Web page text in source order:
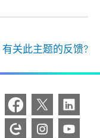
有关此主题的反馈?